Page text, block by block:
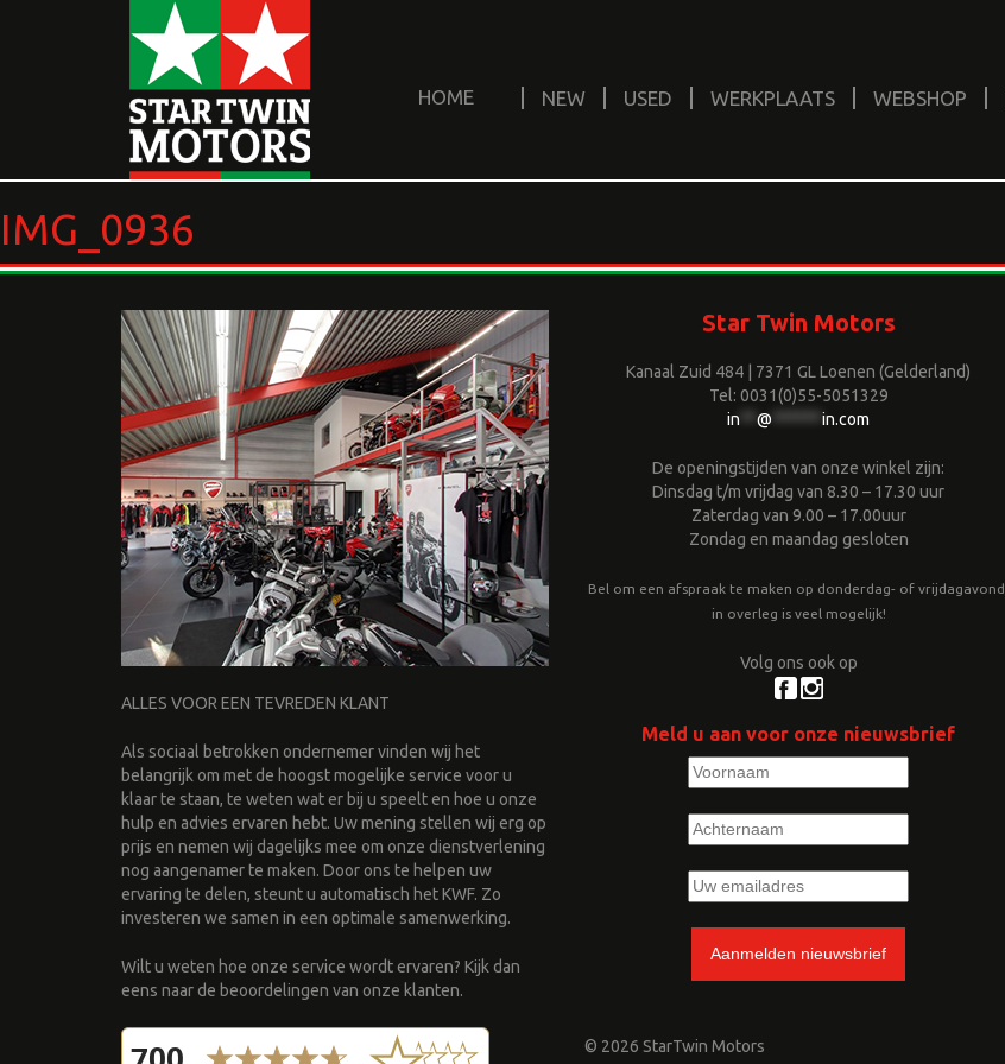
HOME NEW USED WERKPLAATS WEBSHOP
IMG_0936
ALLES VOOR EEN TEVREDEN KLANT
Als sociaal betrokken ondernemer vinden wij het
belangrijk om met de hoogst mogelijke service voor u
klaar te staan, te weten wat er bij u speelt en hoe u onze
hulp en advies ervaren hebt. Uw mening stellen wij erg op
prijs en nemen wij dagelijks mee om onze dienstverlening
nog aangenamer te maken. Door ons te helpen uw
ervaring te delen, steunt u automatisch het KWF. Zo
investeren we samen in een optimale samenwerking.
Wilt u weten hoe onze service wordt ervaren? Kijk dan
eens naar de beoordelingen van onze klanten.
Star Twin Motors
Kanaal Zuid 484 | 7371 GL Loenen (Gelderland)
Tel: 0031(0)55-5051329
in
@ in.com
De openingstijden van onze winkel zijn:
Dinsdag t/m vrijdag van 8.30 – 17.30 uur
Zaterdag van 9.00 – 17.00uur
Zondag en maandag gesloten
Bel om een afspraak te maken op donderdag- of vrijdagavond,
in overleg is veel mogelijk!
Volg ons ook op
Meld u aan voor onze nieuwsbrief
© 2026 StarTwin Motors